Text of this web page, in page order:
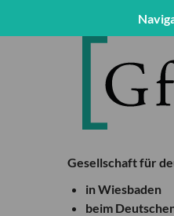
Gesellschaft für
in Wiesbaden
beim